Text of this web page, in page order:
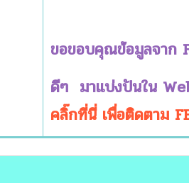
ขอขอบคุณข้อมูลจาก
ดีๆ มาเเบ่งปันใน
คลิ๊กที่นี่ เพื่อติดตาม